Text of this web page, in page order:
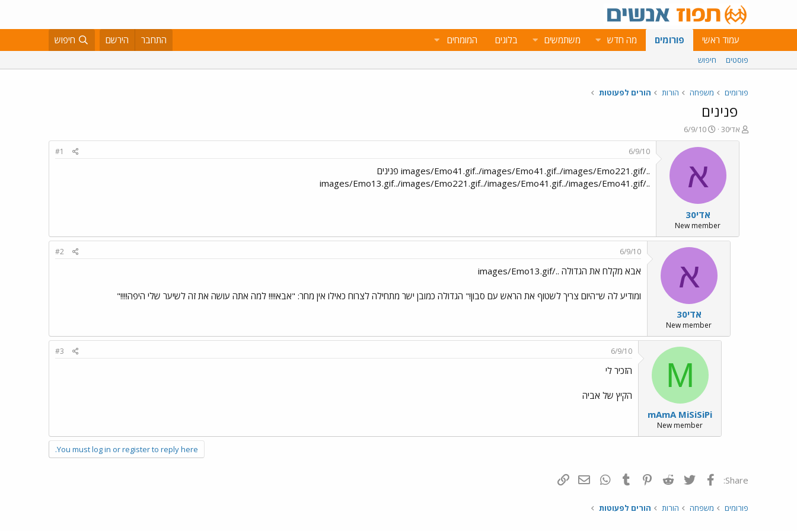
עמוד ראשי פורומים מה חדש משתמשים בלוגים המומחים התחבר הירשם חיפוש
פוסטים חיפוש
פורומים משפחה הורות הורים לפעוטות
פנינים
פ
ו
אדי30
פ
ו
ר
ם
ב
א
ר
י
ך
6/9/10
א
אדי30
New member
6/9/10
#1
../images/Emo41.gif../images/Emo41.gif../images/Emo221.gif פנינים
../images/Emo13.gif../images/Emo221.gif../images/Emo41.gif../images/Emo41.gif
א
אדי30
New member
6/9/10
#2
אבא מקלח את הגדולה ../images/Emo13.gif
ומודיע לה ש"היום צריך לשטוף את הראש עם סבון!" הגדולה כמובן ישר מתחילה לצרוח כאילו אין מחר: "אבא!!!! למה אתה עושה את זה לשיער שלי היפה!!!!"
M
mAmA MiSiSiPi
New member
6/9/10
#3
הזכיר לי
הקיץ של אביה
You must log in or register to reply here.
Share: פייסבוק Twitter
Reddit
Pinterest
Tumblr
WhatsAppדואר אלקטרוני
פורומים משפחה הורות הורים לפעוטות